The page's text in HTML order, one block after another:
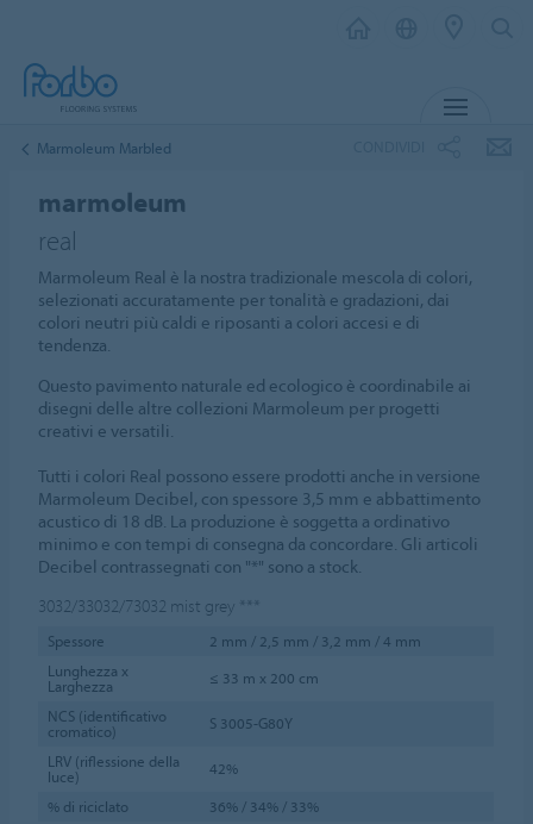
Marmoleum Marbled
marmoleum
real
Marmoleum Real è la nostra tradizionale mescola di colori,
selezionati accuratamente per tonalità e gradazioni, dai
colori neutri più caldi e riposanti a colori accesi e di
tendenza.
Questo pavimento naturale ed ecologico è coordinabile ai
disegni delle altre collezioni Marmoleum per progetti
creativi e versatili.
Tutti i colori Real possono essere prodotti anche in versione
Marmoleum Decibel, con spessore 3,5 mm e abbattimento
acustico di 18 dB. La produzione è soggetta a ordinativo
minimo e con tempi di consegna da concordare. Gli articoli
Decibel contrassegnati con "*" sono a stock.
3032/33032/73032 mist grey
Spessore
2 mm / 2,5 mm / 3,2 mm / 4 mm
Lunghezza x
Larghezza
≤ 33 m x 200 cm
NCS (identificativo
cromatico)
S 3005-G80Y
LRV (riflessione della
luce)
42%
% di riciclato
36% / 34% / 33%